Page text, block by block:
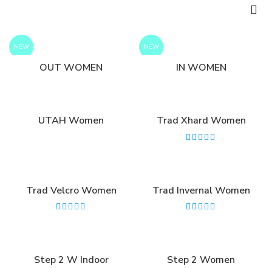
NEW
OUT WOMEN
NEW
IN WOMEN
UTAH Women Trad Xhard Women
Trad Velcro Women Trad Invernal Women
Step 2 W Indoor Step 2 Women